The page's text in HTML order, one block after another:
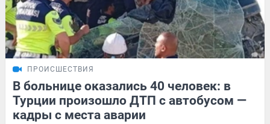
ПРОИСШЕСТВИЯ
В больнице оказались 40 человек: в
Турции произошло ДТП с автобусом —
кадры с места аварии